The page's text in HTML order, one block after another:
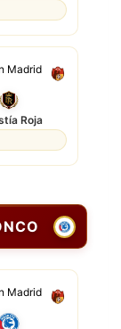
Madrid
Roja
Madrid